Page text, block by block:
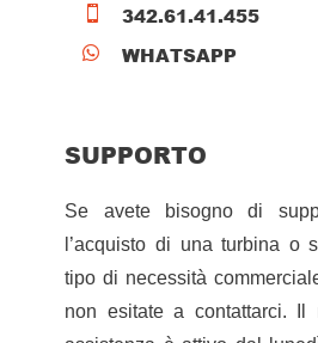
 342.61.41.455
 WHATSAPP
SUPPORTO
Se avete bisogno di
l’acquisto di una turbina o
tipo di necessità
non esitate a contattarci. Il